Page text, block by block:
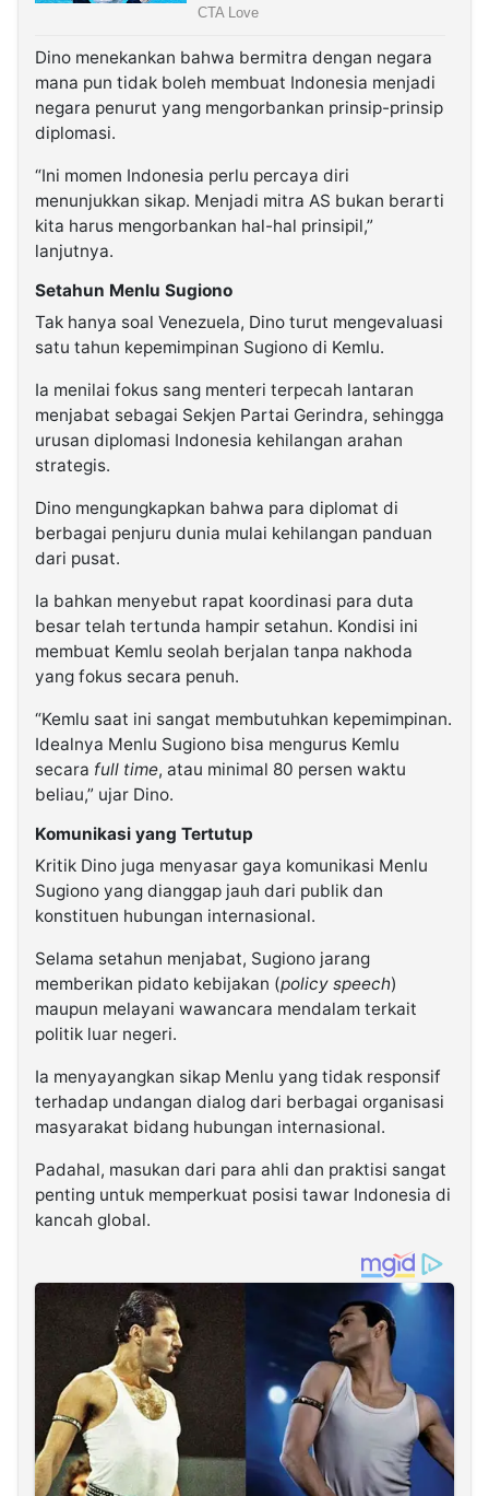
Dino menekankan bahwa bermitra dengan negara
mana pun tidak boleh membuat Indonesia menjadi
negara penurut yang mengorbankan prinsip-prinsip
diplomasi.
“Ini momen Indonesia perlu percaya diri
menunjukkan sikap. Menjadi mitra AS bukan berarti
kita harus mengorbankan hal-hal prinsipil,”
lanjutnya.
Setahun Menlu Sugiono
Tak hanya soal Venezuela, Dino turut mengevaluasi
satu tahun kepemimpinan Sugiono di Kemlu.
Ia menilai fokus sang menteri terpecah lantaran
menjabat sebagai Sekjen Partai Gerindra, sehingga
urusan diplomasi Indonesia kehilangan arahan
strategis.
Dino mengungkapkan bahwa para diplomat di
berbagai penjuru dunia mulai kehilangan panduan
dari pusat.
Ia bahkan menyebut rapat koordinasi para duta
besar telah tertunda hampir setahun. Kondisi ini
membuat Kemlu seolah berjalan tanpa nakhoda
yang fokus secara penuh.
“Kemlu saat ini sangat membutuhkan kepemimpinan.
Idealnya Menlu Sugiono bisa mengurus Kemlu
secara full time, atau minimal 80 persen waktu
beliau,” ujar Dino.
Komunikasi yang Tertutup
Kritik Dino juga menyasar gaya komunikasi Menlu
Sugiono yang dianggap jauh dari publik dan
konstituen hubungan internasional.
Selama setahun menjabat, Sugiono jarang
memberikan pidato kebijakan (policy speech)
maupun melayani wawancara mendalam terkait
politik luar negeri.
Ia menyayangkan sikap Menlu yang tidak responsif
terhadap undangan dialog dari berbagai organisasi
masyarakat bidang hubungan internasional.
Padahal, masukan dari para ahli dan praktisi sangat
penting untuk memperkuat posisi tawar Indonesia di
kancah global.